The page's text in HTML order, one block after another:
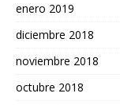
enero 2019
diciembre 2018
noviembre 2018
octubre 2018